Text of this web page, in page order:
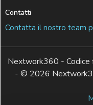
Contatti
Contatta il nostro team
Nextwork360 -
- © 2026